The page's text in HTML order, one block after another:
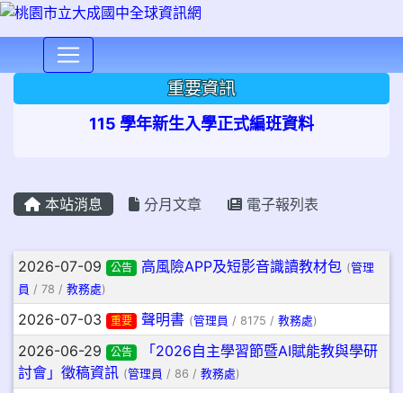
重要資訊
115 學年新生入學正式編班資料
本站消息 分月文章 電子報列表
文章列表
2026-07-09 公告 高風險APP及短影音識讀教材包 (管理
員 / 78 / 教務處)
2026-07-03 重要 聲明書 (管理員 / 8175 / 教務處)
2026-06-29 公告
「2026自主學習節暨AI賦能教與學研
討會」徵稿資訊 (管理員 / 86 / 教務處)